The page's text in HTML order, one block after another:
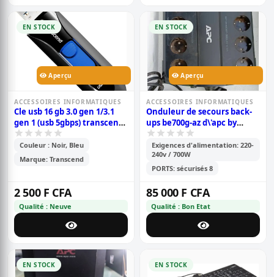
EN STOCK
Aperçu
ACCESSOIRES INFORMATIQUES
Cle usb 16 gb 3.0 gen 1/3.1
gen 1 (usb 5gbps) transcend
jetflash 790 - 16 go noir bleu
Couleur : Noir, Bleu
Marque: Transcend
2 500 F CFA
Qualité : Neuve
EN STOCK
Aperçu
ACCESSOIRES INFORMATIQUES
Onduleur de secours back-
ups be700g-az d\'apc by
schneider electric - 700
va/405 w
Exigences d'alimentation: 220-
240v / 700W
PORTS: sécurisés 8
85 000 F CFA
Qualité : Bon Etat
EN STOCK EN STOCK